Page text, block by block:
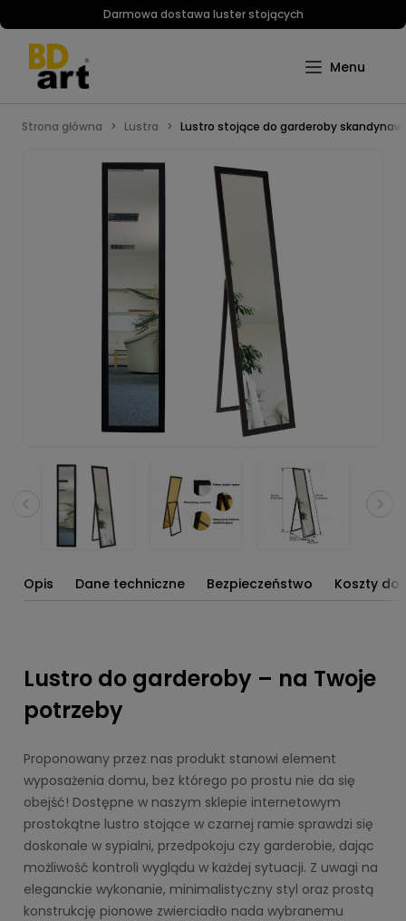
Darmowa dostawa luster stojących
Strona główna Lustra Lustro stojące do garderoby
Opis Dane techniczne Bezpieczeństwo Koszty
Lustro do garderoby – na Twoje
potrzeby
Proponowany przez nas produkt stanowi element
wyposażenia domu, bez którego po prostu nie da się
obejść! Dostępne w naszym sklepie internetowym
prostokątne lustro stojące w czarnej ramie sprawdzi się
doskonale w sypialni, przedpokoju czy garderobie, dając
możliwość kontroli wyglądu w każdej sytuacji. Z uwagi na
eleganckie wykonanie, minimalistyczny styl oraz prostą
konstrukcję pionowe zwierciadło nada wybranemu